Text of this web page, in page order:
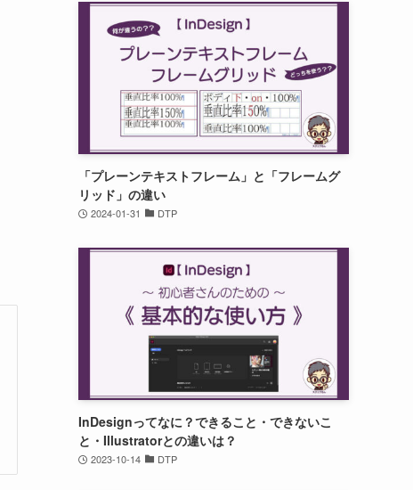
「プレーンテキストフレーム」と「フレームグ
リッド」の違い
2024-01-31 DTP
InDesignってなに？できること・できないこ
と・Illustratorとの違いは？
2023-10-14 DTP